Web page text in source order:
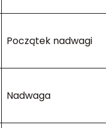
Początek nadwagi
Nadwaga